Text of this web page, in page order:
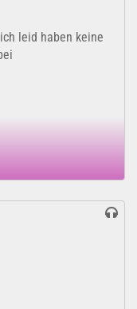
leid haben keine